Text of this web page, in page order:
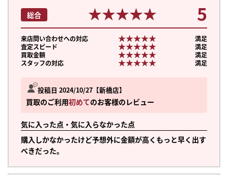
投稿日 2024/10/27 新橋店
買取のご利用初めてのお客様のレビュー
気に入った点・気に入らなかった点
購入しかなかったけど予想外に金額が高くもっと早く出す
べきだった。
総合 ★★★★★
★★★★★ 5
来店問い合わせへの対応 ★★★★★
★★★★★
満足
査定スピード
★★★★★
★★★★★
満足
買取金額
★★★★★
★★★★★
満足
スタッフの対応
★★★★★
★★★★★ 満足